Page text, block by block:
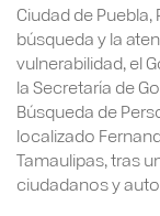
Ciudad de Puebla,
búsqueda y la
vulnerabilidad, el
la Secretaría de
Búsqueda de
localizado
Tamaulipas, tras
ciudadanos y